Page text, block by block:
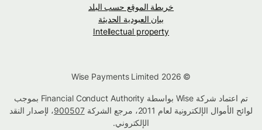
خريطة الموقع حسب البلد
بيان العبودية الحديثة
Intellectual property
تم اعتماد شركة Wise بواسطة Financial Conduct Authority بموجب
لوائح الأموال الإلكترونية لعام 2011، مرجع الشركة
900507، لإصدار النقد
الإلكتروني.